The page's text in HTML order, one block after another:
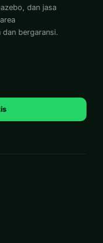
dan jasa
bergaransi.